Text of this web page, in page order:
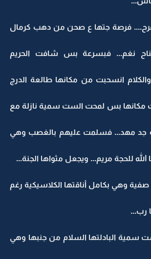
فرصة جتها ع صحن من دهب كرمال
نغم... فبسرعة بس شافت الحريم
والكلام انسحبت من مكانها طالعة الدرج
مكانها بس لمحت الست سمية نازلة مع
جد مهد... فسلمت عليهم بالغصب وهي
للحجة مريم... ويجعل مثواها الجنة...
وهي بكامل أناقتها الكلاسيكية رغم
رب...
سمية البادلتها السلام من جنبها وهي